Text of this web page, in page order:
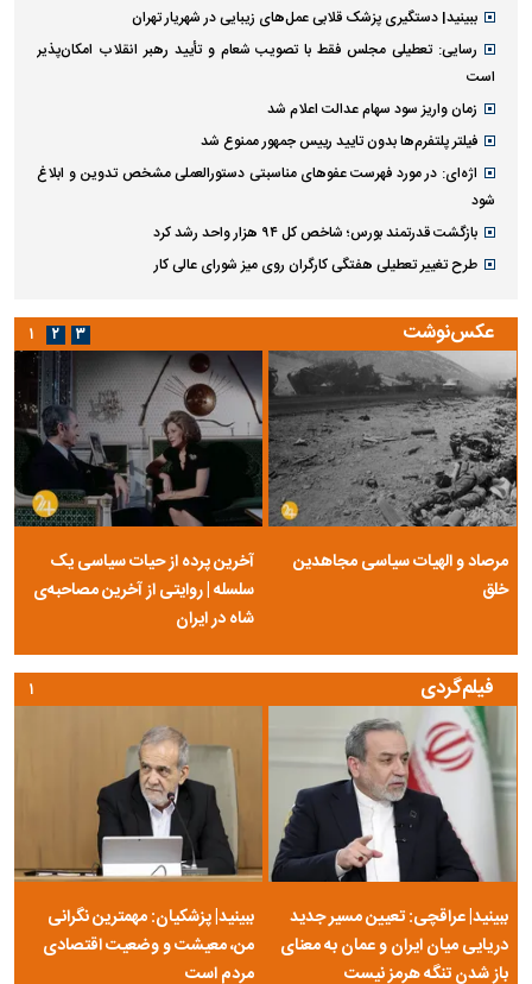
ببینید| دستگیری پزشک قلابی عمل‌های زیبایی در شهریار تهران
رسایی: تعطیلی مجلس فقط با تصویب شعام و تأیید رهبر انقلاب امکان‌پذیر
است
زمان واریز سود سهام عدالت اعلام شد
فیلتر پلتفرم‌ها بدون تایید رییس جمهور ممنوع شد
اژه‌ای: در مورد فهرست عفو‌های مناسبتی دستورالعملی مشخص تدوین و ابلاغ
شود
بازگشت قدرتمند بورس؛ شاخص کل ۹۴ هزار واحد رشد کرد
طرح تغییر تعطیلی هفتگی کارگران روی میز شورای عالی کار
عکس‌نوشت
مرصاد و الهیات سیاسی مجاهدین
خلق
آخرین پرده از حیات سیاسی یک
سلسله | روایتی از آخرین مصاحبه‌ی
شاه در ایران
۱ ۲ ۳
فیلم‌گردی
ببینید| عراقچی: تعیین مسیر جدید
دریایی میان ایران و عمان به معنای
باز شدن تنگه هرمز نیست
ببینید| پزشکیان: مهمترین نگرانی
من، معیشت و وضعیت اقتصادی
مردم است
۱